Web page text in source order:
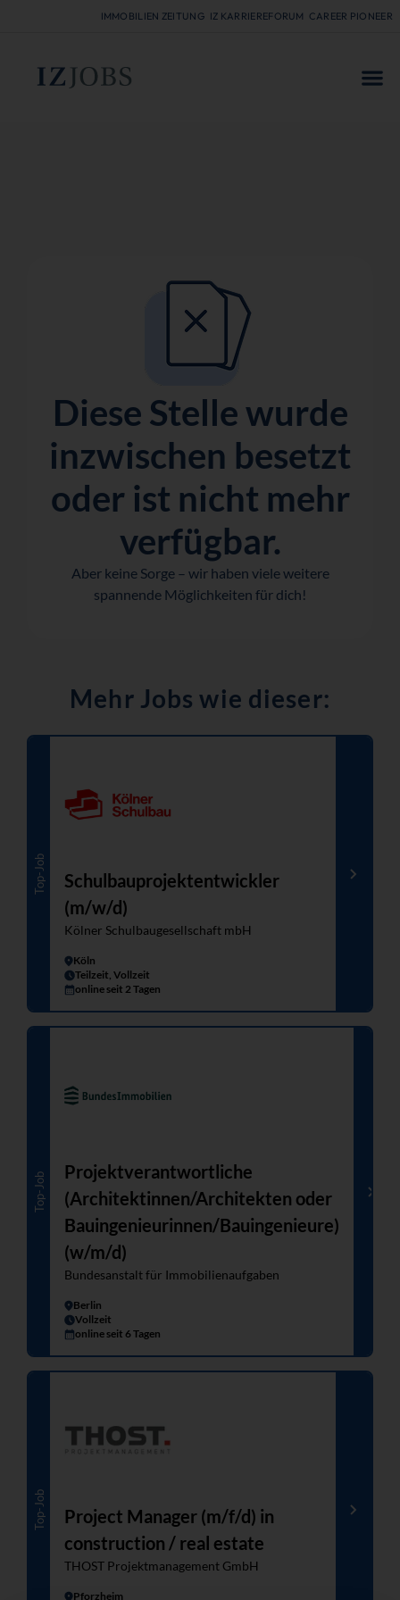
IMMOBILIEN ZEITUNG IZ KARRIEREFORUM CAREER PIONEER
Diese Stelle wurde
inzwischen besetzt
oder ist nicht mehr
verfügbar.
Aber keine Sorge – wir haben viele weitere
spannende Möglichkeiten für dich!
Mehr Jobs wie dieser:
Top-Job
Schulbauprojektentwickler
(m/w/d)
Kölner Schulbaugesellschaft mbH
Köln
Teilzeit, Vollzeit
online seit 2 Tagen
Top-Job
Projektverantwortliche
(Architektinnen/Architekten oder
Bauingenieurinnen/Bauingenieure)
(w/m/d)
Bundesanstalt für Immobilienaufgaben
Berlin
Vollzeit
online seit 6 Tagen
Top-Job
Project Manager (m/f/d) in
construction / real estate
THOST Projektmanagement GmbH
Pforzheim